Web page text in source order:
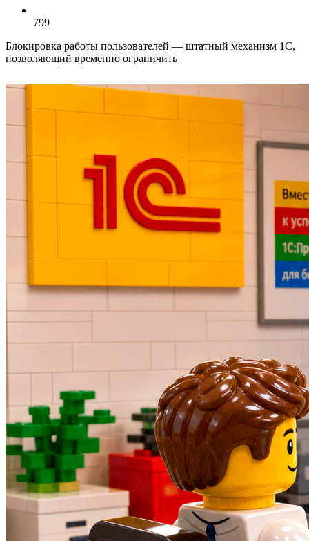
799
Блокировка работы пользователей — штатный механизм 1С,
позволяющий временно ограничить